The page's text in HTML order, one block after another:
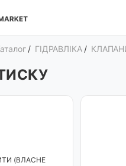
/ ГІДРАВЛІКА /
(ВЛАСНЕ